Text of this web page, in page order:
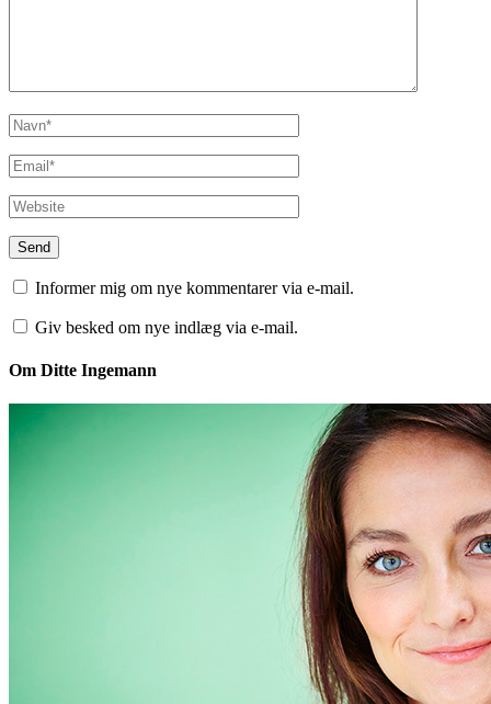
Informer mig om nye kommentarer via e-mail.
Giv besked om nye indlæg via e-mail.
Om Ditte Ingemann